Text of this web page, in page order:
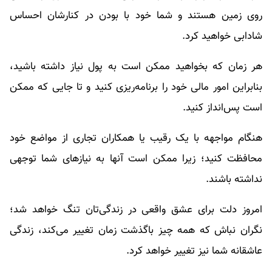
روی زمین هستند و شما خود با بودن در کنارشان احساس
شادابی خواهید کرد.
هر زمان که بخواهید ممکن است به پول نیاز داشته باشید،
بنابراین امور مالی خود را برنامه‌ریزی کنید و تا جایی که ممکن
است پس‌انداز کنید.
هنگام مواجهه با یک رقیب یا همکاران تجاری از مواضع خود
محافظت کنید؛ زیرا ممکن است آنها به نیازهای شما توجهی
نداشته باشند.
امروز دلت برای عشق واقعی در زندگی‌تان تنگ خواهد شد؛
نگران نباش که همه چیز باگذشت زمان تغییر می‌کند، زندگی
عاشقانه شما نیز تغییر خواهد کرد.